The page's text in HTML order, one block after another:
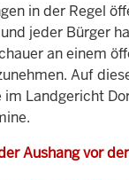
in der Regel
jeder Bürger
an einem
Auf
im Landgericht
Aushang vor